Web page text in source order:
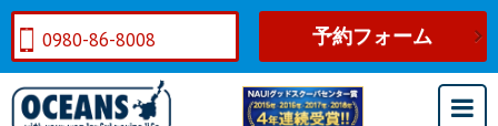
0980-86-8008 予約フォーム